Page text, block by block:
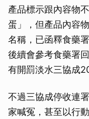
產品標示跟內容物
蛋」，但產品內容
名稱，已函釋食藥
後續會參考食藥署
有開罰淡水三協成
不過三協成停收連
家喊冤，甚至以行